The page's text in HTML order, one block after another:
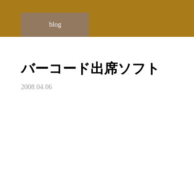
2024.08.10
シンサラ おしらせ沙羅直接リンク
区画図の作り方など
blog
バーコード出席ソフト
2008.04.06